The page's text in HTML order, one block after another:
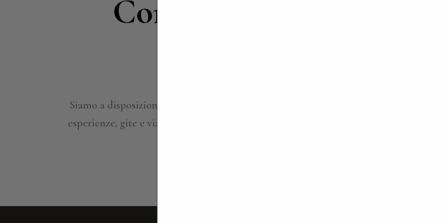
Contattaci per maggiori
Siamo a disposizione per approfondire i dettagli di tutte le proposte presentate;
esperienze, gite e viaggi su misura, in base alle vostre esigenze e curiosità; troviamo